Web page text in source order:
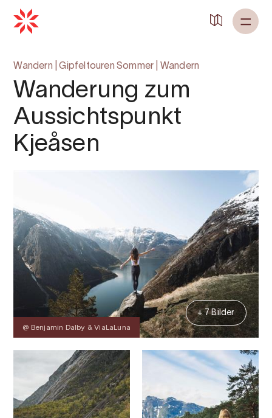
Wandern |Gipfeltouren Sommer Wandern
Wanderung zum
Aussichtspunkt
Kjeåsen
@ Benjamin Dalby & ViaLaLuna
+ 7 Bilder